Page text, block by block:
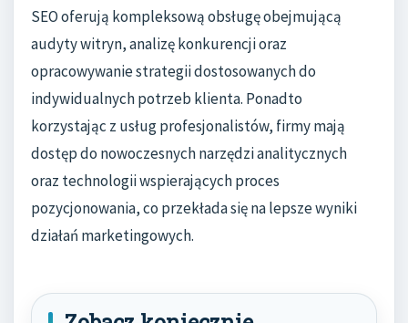
SEO oferują kompleksową obsługę obejmującą
audyty witryn, analizę konkurencji oraz
opracowywanie strategii dostosowanych do
indywidualnych potrzeb klienta. Ponadto
korzystając z usług profesjonalistów, firmy mają
dostęp do nowoczesnych narzędzi analitycznych
oraz technologii wspierających proces
pozycjonowania, co przekłada się na lepsze wyniki
działań marketingowych.